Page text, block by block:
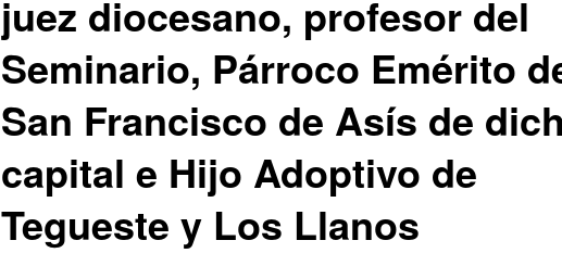
juez diocesano, profesor del
Seminario, Párroco Emérito
San Francisco de Asís de
capital e Hijo Adoptivo de
Tegueste y Los Llanos